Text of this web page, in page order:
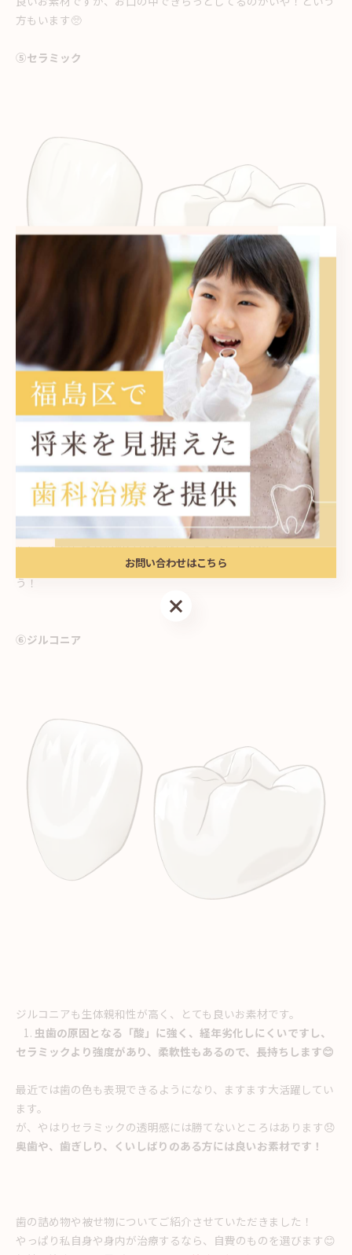
方もいます🥺
⑤セラミック
オールセラミックは被せものや詰め物 全体がセラミックで作られ
ているものを指します。
生体親和性が高く、天然歯に近い色味と質感が表現できるいいお
素材です！
着色がつきにくく、汚れも付きにくく、歯を傷つける事のないお
素材ですし、
長持ちすることがメリットです！
ただ、くいしばりのある方は割れてしまうことも😿
ドクターの正しい診断のもと、セラミックをいれてもらいましょ
う！
⑥ジルコニア
ジルコニアも生体親和性が高く、とても良いお素材です。
虫歯の原因となる「酸」に強く、経年劣化しにくいですし、
セラミックより強度があり、柔軟性もあるので、長持ちします😊
最近では歯の色も表現できるようになり、ますます大活躍してい
ます。
が、やはりセラミックの透明感には勝てないところはあります😞
奥歯や、歯ぎしり、くいしばりのある方には良いお素材です！
歯の詰め物や被せ物についてご紹介させていただきました！
やっぱり私自身や身内が治療するなら、自費のものを選びます😊
お問い合わせはこちら
お問い合わせはこちら